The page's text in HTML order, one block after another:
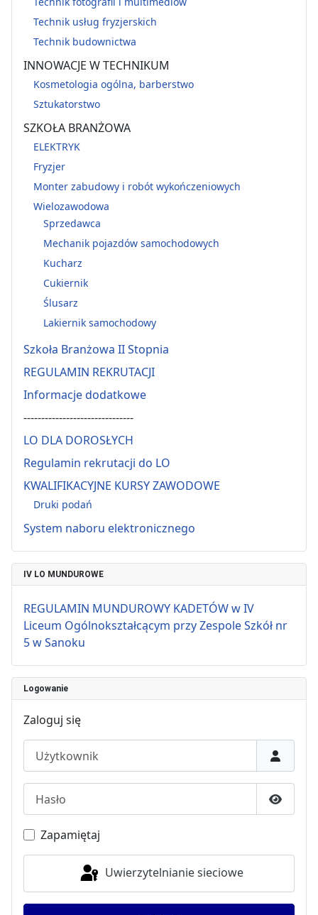
Technik usług fryzjerskich
Technik budownictwa
INNOWACJE W TECHNIKUM
Kosmetologia ogólna, barberstwo
Sztukatorstwo
SZKOŁA BRANŻOWA
ELEKTRYK
Fryzjer
Monter zabudowy i robót wykończeniowych
Wielozawodowa
Sprzedawca
Mechanik pojazdów samochodowych
Kucharz
Cukiernik
Ślusarz
Lakiernik samochodowy
Szkoła Branżowa II Stopnia
REGULAMIN REKRUTACJI
Informacje dodatkowe
-------------------------------
LO DLA DOROSŁYCH
Regulamin rekrutacji do LO
KWALIFIKACYJNE KURSY ZAWODOWE
Druki podań
System naboru elektronicznego
IV LO MUNDUROWE
REGULAMIN MUNDUROWY KADETÓW w IV
Liceum Ogólnokształcącym przy Zespole Szkół nr
5 w Sanoku
Logowanie
Zaloguj się
Pokaż
Zapamiętaj
Uwierzytelnianie sieciowe